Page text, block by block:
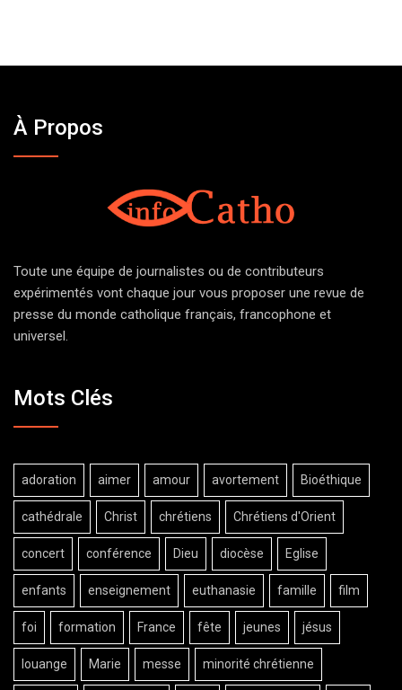
À Propos
Toute une équipe de journalistes ou de contributeurs
expérimentés vont chaque jour vous proposer une revue de
presse du monde catholique français, francophone et
universel.
Mots Clés
adoration aimer amour avortement Bioéthique
cathédrale Christ chrétiens Chrétiens d'Orient
concert conférence Dieu diocèse Eglise
enfants enseignement euthanasie famille film
foi formation France fête jeunes jésus
louange Marie messe minorité chrétienne